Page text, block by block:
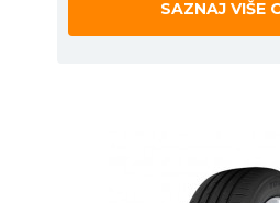
SAZNAJ VIŠE